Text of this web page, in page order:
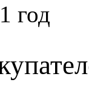
год